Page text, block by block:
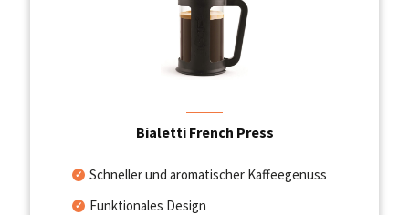
Bialetti French Press
Schneller und aromatischer Kaffeegenuss
Funktionales Design